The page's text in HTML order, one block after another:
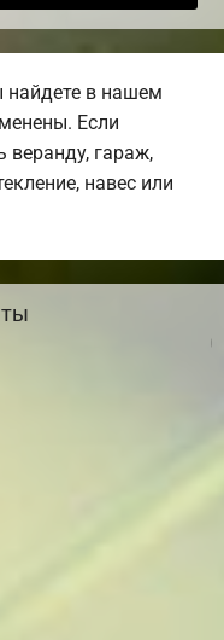
найдете в нашем
Если
веранду, гараж,
навес или